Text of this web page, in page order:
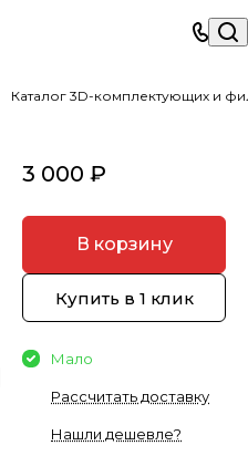
Каталог 3D-комплектующих и
3 000 ₽
В корзину
Купить в 1 клик
Мало
Рассчитать доставку
Нашли дешевле?